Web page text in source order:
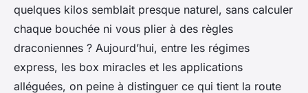
quelques kilos semblait presque naturel, sans calculer
chaque bouchée ni vous plier à des règles
draconiennes ? Aujourd’hui, entre les régimes
express, les box miracles et les applications
alléguées, on peine à distinguer ce qui tient la route